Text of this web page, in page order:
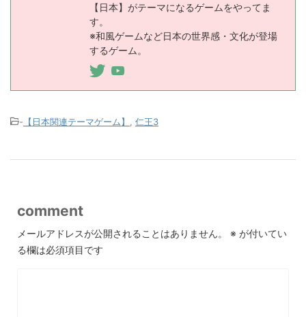
【日本】がテーマになるゲームをやってま
す。
※和風ゲームなど日本の世界感・文化が登場
するゲーム。
- 【日本関連テーマゲーム】 仁王3
comment
メールアドレスが公開されることはありません。 ※ が付いてい
る欄は必須項目です